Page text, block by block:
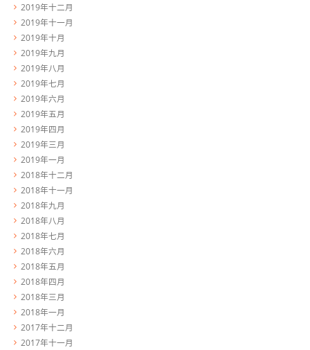
2019年十二月
2019年十一月
2019年十月
2019年九月
2019年八月
2019年七月
2019年六月
2019年五月
2019年四月
2019年三月
2019年一月
2018年十二月
2018年十一月
2018年九月
2018年八月
2018年七月
2018年六月
2018年五月
2018年四月
2018年三月
2018年一月
2017年十二月
2017年十一月